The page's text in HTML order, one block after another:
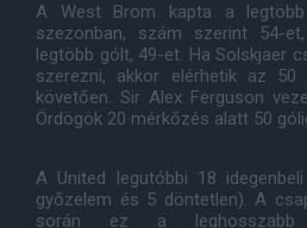
A West Brom kapta a
szezonban, szám szerint 54-
legtöbb gólt, 49-et. Ha Solskjaer
szerezni, akkor elérhetik az
követően. Sir Alex Ferguson
Ördögök 20 mérkőzés alatt 50
A United legutóbbi 18
győzelem és 5 döntetlen). A
során ez a leghosszabb